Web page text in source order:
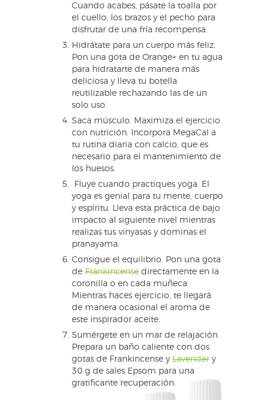
Cuando acabes, pásate la toalla por
el cuello, los brazos y el pecho para
disfrutar de una fría recompensa.
Hidrátate para un cuerpo más feliz.
Pon una gota de Orange+ en tu agua
para hidratarte de manera más
deliciosa y lleva tu botella
reutilizable rechazando las de un
solo uso.
Saca músculo. Maximiza el ejercicio
con nutrición. Incorpora MegaCal a
tu rutina diaria con calcio, que es
necesario para el mantenimiento de
los huesos.
Fluye cuando practiques yoga. El
yoga es genial para tu mente, cuerpo
y espíritu. Lleva esta práctica de bajo
impacto al siguiente nivel mientras
realizas tus vinyasas y dominas el
pranayama.
Consigue el equilibrio. Pon una gota
de Frankincense directamente en la
coronilla o en cada muñeca.
Mientras haces ejercicio, te llegará
de manera ocasional el aroma de
este inspirador aceite.
Sumérgete en un mar de relajación.
Prepara un baño caliente con dos
gotas de Frankincense y Lavender y
30 g de sales Epsom para una
gratificante recuperación.